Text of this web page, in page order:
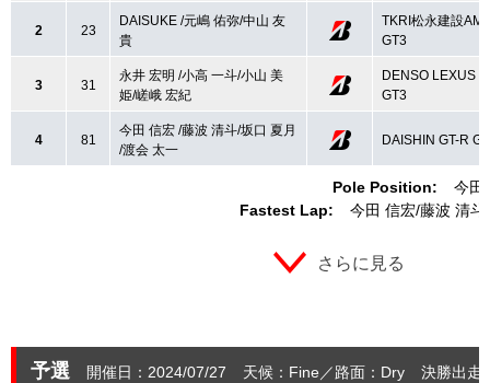
Pole Position:
今田
Fastest Lap:
今田 信宏 藤波 清斗
2 23
DAISUKE /元嶋 佑弥/中山 友
貴
TKRI松永建設
GT3
3 31
永井 宏明 /小高 一斗/小山 美
姫/嵯峨 宏紀
DENSO LEXUS
GT3
4 81
今田 信宏 /藤波 清斗/坂口 夏月
/渡会 太一
DAISHIN GT-R
さらに見る
予選 開催日：2024/07/27 天候：Fine 路面：Dry 決勝出走